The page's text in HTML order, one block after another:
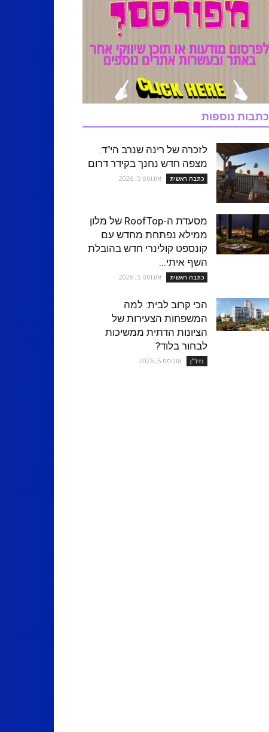
כתבות נוספות
לזכרה של רינה שנרב הי"ד:
מצפה חדש נחנך בקידר דרום
כתבה ראשית אוגוסט 5, 2026
מסעדת ה-RoofTop של מלון
ממילא נפתחת מחדש עם
קונספט קולינרי חדש בהובלת
השף איתי...
כתבה ראשית אוגוסט 5, 2026
הכי קרוב לבית: למה
המשפחות הצעירות של
הציונות הדתית ממשיכות
לבחור בלוד?
נדל''ן אוגוסט 5, 2026